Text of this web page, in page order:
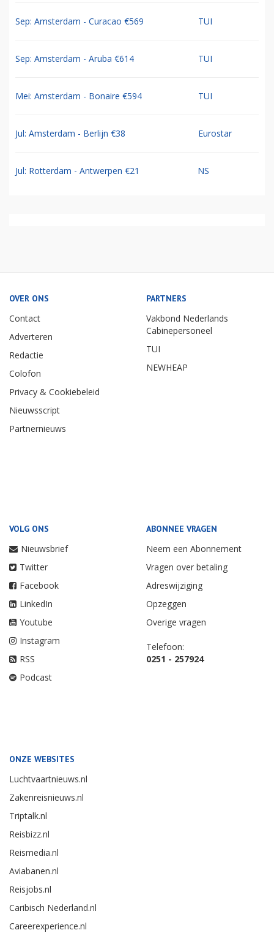
Sep: Amsterdam - Curacao €569 TUI
Sep: Amsterdam - Aruba €614 TUI
Mei: Amsterdam - Bonaire €594 TUI
Jul: Amsterdam - Berlijn €38 Eurostar
Jul: Rotterdam - Antwerpen €21 NS
OVER ONS
Contact
Adverteren
Redactie
Colofon
Privacy & Cookiebeleid
Nieuwsscript
Partnernieuws
PARTNERS
Vakbond Nederlands
Cabinepersoneel
TUI
NEWHEAP
VOLG ONS
Nieuwsbrief
Twitter
Facebook
LinkedIn
Youtube
Instagram
RSS
Podcast
ABONNEE VRAGEN
Neem een Abonnement
Vragen over betaling
Adreswijziging
Opzeggen
Overige vragen
Telefoon:
0251 - 257924
ONZE WEBSITES
Luchtvaartnieuws.nl
Zakenreisnieuws.nl
Triptalk.nl
Reisbizz.nl
Reismedia.nl
Aviabanen.nl
Reisjobs.nl
Caribisch Nederland.nl
Careerexperience.nl